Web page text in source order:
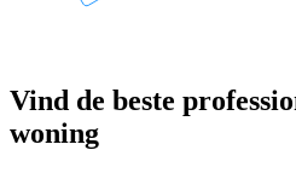
Vind de beste
woning